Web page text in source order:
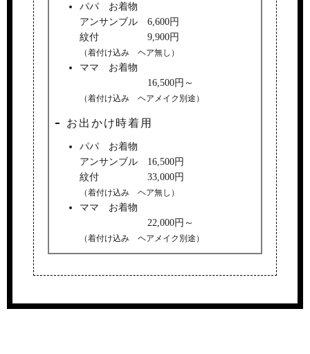
パパ お着物
アンサンブル 6,600円
紋付 9,900円
（着付け込み ヘア無し）
ママ お着物
16,500円～
（着付け込み ヘアメイク別途）
お出かけ時着用
パパ お着物
アンサンブル 16,500円
紋付 33,000円
（着付け込み ヘア無し）
ママ お着物
22,000円～
（着付け込み ヘアメイク別途）